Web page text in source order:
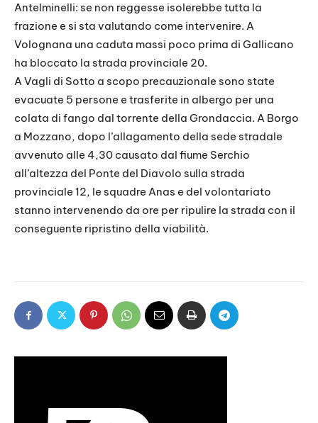
Antelminelli: se non reggesse isolerebbe tutta la
frazione e si sta valutando come intervenire. A
Volognana una caduta massi poco prima di Gallicano
ha bloccato la strada provinciale 20.
A Vagli di Sotto a scopo precauzionale sono state
evacuate 5 persone e trasferite in albergo per una
colata di fango dal torrente della Grondaccia. A Borgo
a Mozzano, dopo l’allagamento della sede stradale
avvenuto alle 4,30 causato dal fiume Serchio
all’altezza del Ponte del Diavolo sulla strada
provinciale 12, le squadre Anas e del volontariato
stanno intervenendo da ore per ripulire la strada con il
conseguente ripristino della viabilità.